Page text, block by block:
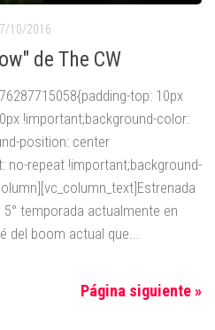
10/2016
de The CW
top: 10px
!important;background-color:
position: center
no-repeat !important;background-
temporada actualmente en
del boom actual que...
Página siguiente »